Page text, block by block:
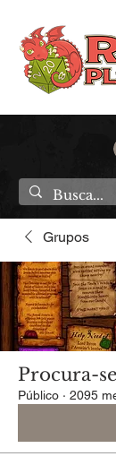
Grupos
Procura-
Público · 2095